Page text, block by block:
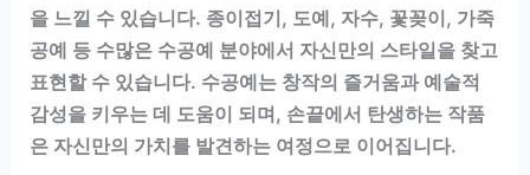
을 느낄 수 있습니다. 종이접기, 도예, 자수, 꽃꽂이, 가죽
공예 등 수많은 수공예 분야에서 자신만의 스타일을 찾고
표현할 수 있습니다. 수공예는 창작의 즐거움과 예술적
감성을 키우는 데 도움이 되며, 손끝에서 탄생하는 작품
은 자신만의 가치를 발견하는 여정으로 이어집니다.